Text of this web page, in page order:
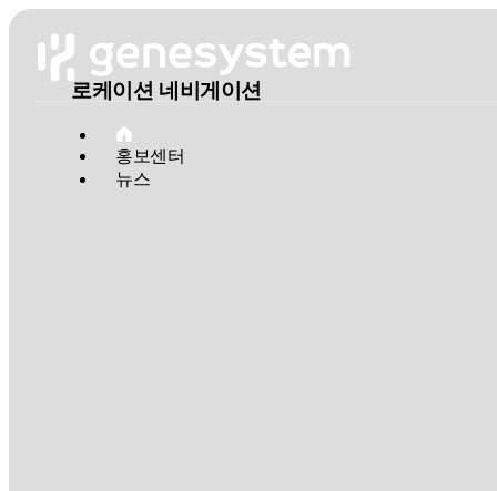
genesystem
로케이션 네비게이션
홍보센터
뉴스